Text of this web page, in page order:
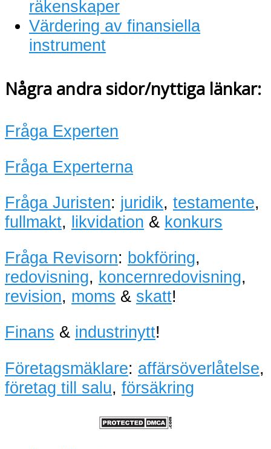
räkenskaper
Värdering av finansiella
instrument
Några andra sidor/nyttiga länkar:
Fråga Experten
Fråga Experterna
Fråga Juristen: juridik, testamente,
fullmakt, likvidation & konkurs
Fråga Revisorn: bokföring,
redovisning, koncernredovisning,
revision, moms & skatt!
Finans & industrinytt!
Företagsmäklare: affärsöverlåtelse,
företag till salu, försäkring